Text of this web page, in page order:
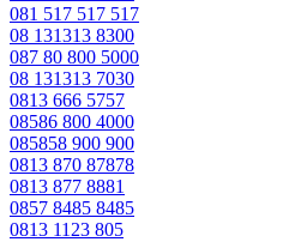
081 517 517 517
08 131313 8300
087 80 800 5000
08 131313 7030
0813 666 5757
08586 800 4000
085858 900 900
0813 870 87878
0813 877 8881
0857 8485 8485
0813 1123 805